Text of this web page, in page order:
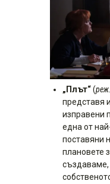
„Плът“(
представя
изправени
една от
поставяни
плановете
създаваме,